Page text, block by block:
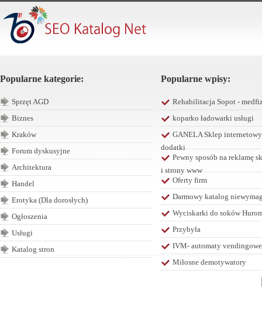
Popularne kategorie:
Sprzęt AGD
Biznes
Kraków
Forum dyskusyjne
Architektura
Handel
Erotyka (Dla dorosłych)
Ogłoszenia
Usługi
Katalog stron
Popularne wpisy:
Rehabilitacja Sopot -
koparko ładowarki usługi
GANELA Sklep
dodatki
Pewny sposób na reklamę
i strony www
Oferty firm
Darmowy katalog
Wyciskarki do soków
Przybyła
IVM- automaty vendingowe
Miłosne demotywatory